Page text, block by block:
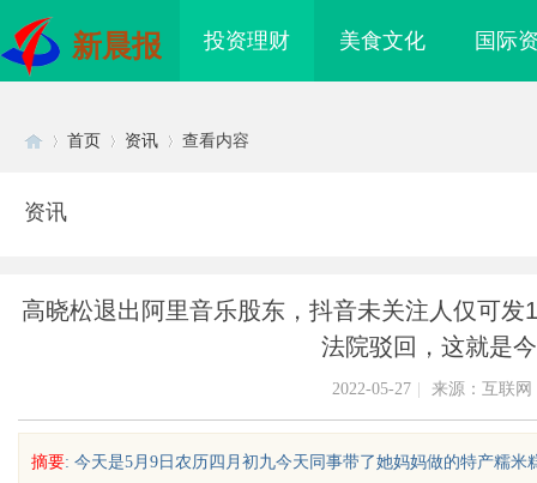
新晨报 投资理财 美食文化 国际
首页 资讯 查看内容
资讯
高晓松退出阿里音乐股东，抖音未关注人仅可
法院驳回，这就是
2022-05-27 来源：互联网
摘要: 今天是5月9日农历四月初九今天同事带了她妈妈做的特产糯